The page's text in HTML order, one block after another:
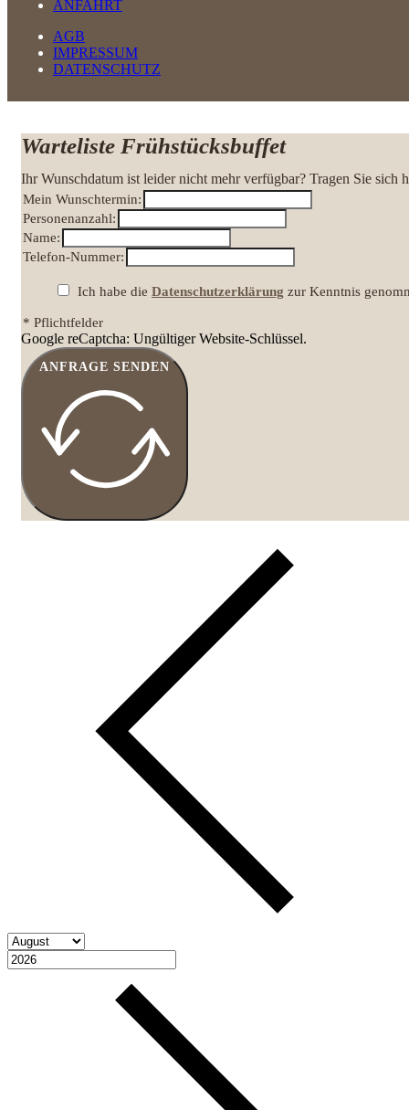
ANFAHRT
AGB
IMPRESSUM
DATENSCHUTZ
Warteliste Frühstücksbuffet
Ihr Wunschdatum ist leider nicht mehr verfügbar? Tragen Sie sich
Mein Wunschtermin:
Personenanzahl:
Name:
Telefon-Nummer:
Ich habe die Datenschutzerklärung zur Kenntnis
* Pflichtfelder
Google reCaptcha: Ungültiger Website-Schlüssel.
ANFRAGE SENDEN